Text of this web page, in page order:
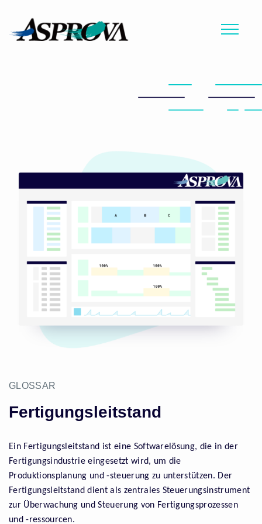
GLOSSAR
Fertigungsleitstand
Ein Fertigungsleitstand ist eine Softwarelösung, die in der
Fertigungsindustrie eingesetzt wird, um die
Produktionsplanung und -steuerung zu unterstützen. Der
Fertigungsleitstand dient als zentrales Steuerungsinstrument
zur Überwachung und Steuerung von Fertigungsprozessen
und -ressourcen.